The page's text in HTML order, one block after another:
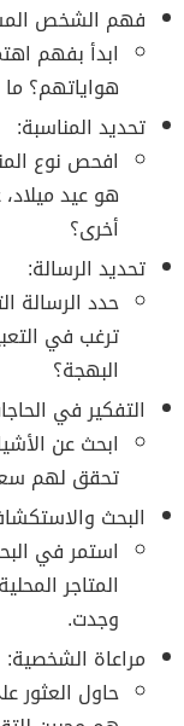
فهم الشخص
ابدأ بفهم
هواياتهم؟
تحديد المناسبة:
افحص نوع
هو عيد
أخرى؟
تحديد الرسالة:
حدد الرسالة
ترغب في
البهجة؟
التفكير في
ابحث عن
تحقق لهم
البحث
استمر في
المتاجر
وجدت.
مراعاة الشخصية:
حاول